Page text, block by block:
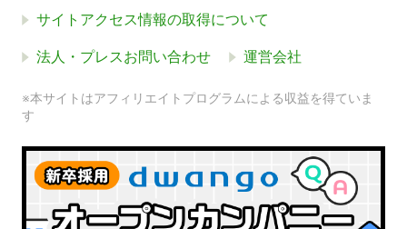
サイトアクセス情報の取得について
法人・プレスお問い合わせ 運営会社
※本サイトはアフィリエイトプログラムによる収益を得ていま
す